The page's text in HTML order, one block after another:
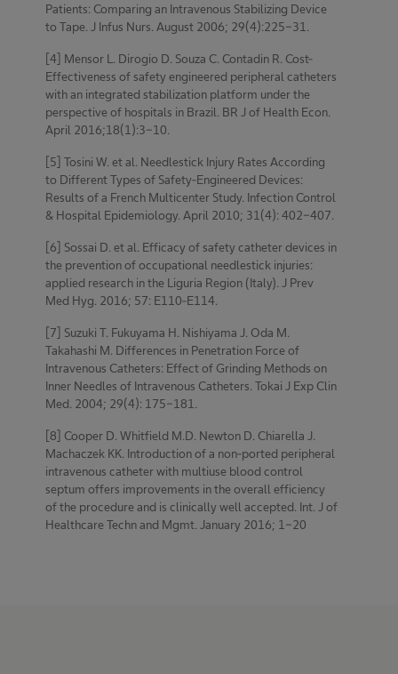
Patients: Comparing an Intravenous Stabilizing Device
to Tape. J Infus Nurs. August 2006; 29(4):225-31.
[4] Mensor L. Dirogio D. Souza C. Contadin R. Cost-
Effectiveness of safety engineered peripheral catheters
with an integrated stabilization platform under the
perspective of hospitals in Brazil. BR J of Health Econ.
April 2016;18(1):3-10.
[5] Tosini W. et al. Needlestick Injury Rates According
to Different Types of Safety-Engineered Devices:
Results of a French Multicenter Study. Infection Control
& Hospital Epidemiology. April 2010; 31(4): 402-407.
[6] Sossai D. et al. Efficacy of safety catheter devices in
the prevention of occupational needlestick injuries:
applied research in the Liguria Region (Italy). J Prev
Med Hyg. 2016; 57: E110-E114.
[7] Suzuki T. Fukuyama H. Nishiyama J. Oda M.
Takahashi M. Differences in Penetration Force of
Intravenous Catheters: Effect of Grinding Methods on
Inner Needles of Intravenous Catheters. Tokai J Exp Clin
Med. 2004; 29(4): 175-181.
[8] Cooper D. Whitfield M.D. Newton D. Chiarella J.
Machaczek KK. Introduction of a non-ported peripheral
intravenous catheter with multiuse blood control
septum offers improvements in the overall efficiency
of the procedure and is clinically well accepted. Int. J of
Healthcare Techn and Mgmt. January 2016; 1-20